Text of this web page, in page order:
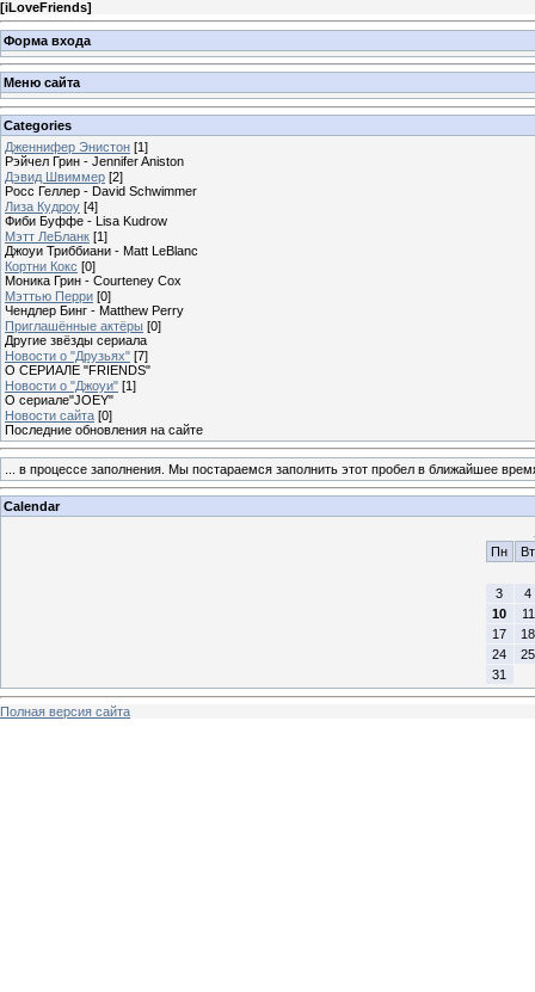
[iLoveFriends]
Форма входа
Меню сайта
Categories
Дженнифер Энистон [1]
Рэйчел Грин - Jennifer Aniston
Дэвид Швиммер [2]
Росс Геллер - David Schwimmer
Лиза Кудроу [4]
Фиби Буффе - Lisa Kudrow
Мэтт ЛеБланк [1]
Джоуи Триббиани - Matt LeBlanc
Кортни Кокс [0]
Моника Грин - Courteney Cox
Мэттью Перри [0]
Чендлер Бинг - Matthew Perry
Приглашённые актёры [0]
Другие звёзды сериала
Новости о "Друзьях" [7]
О СЕРИАЛЕ "FRIENDS"
Новости о "Джоуи" [1]
О сериале"JOEY"
Новости сайта [0]
Последние обновления на сайте
... в процессе заполнения. Мы постараемся заполнить этот пробел в ближайшее
Calendar
Пн
Вт
3
4
10
11
17
18
24
25
31
Полная версия сайта